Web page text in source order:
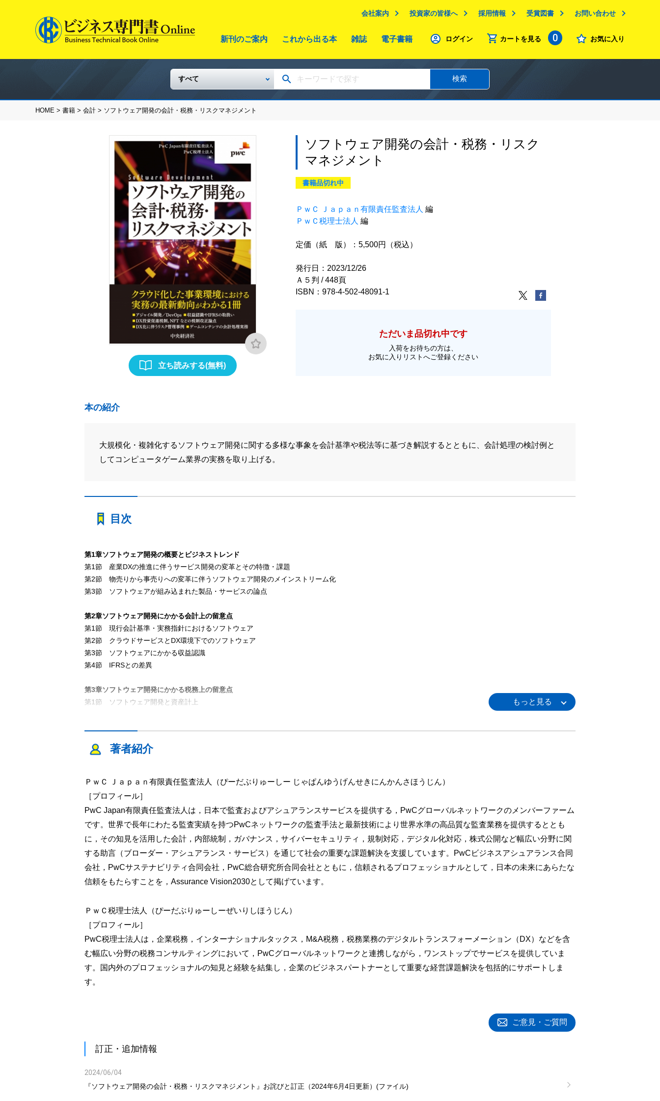
会社案内 投資家の皆様へ 採用情報 受賞図書 お問い合わせ
新刊のご案内 これから出る本 雑誌 電子書籍 ログイン カートを見る 0 お気に入り
検索
HOME > 書籍 > 会計 > ソフトウェア開発の会計・税務・リスクマネジメント
立ち読みする(無料)
ソフトウェア開発の会計・税務・リスク
マネジメント
書籍品切れ中
ＰｗＣ Ｊａｐａｎ有限責任監査法人 編
ＰｗＣ税理士法人 編
定価（紙 版）：5,500円（税込）
発行日：2023/12/26
Ａ５判 / 448頁
ISBN：978-4-502-48091-1
ただいま品切れ中です
入荷をお待ちの方は、
お気に入りリストへご登録ください
本の紹介
大規模化・複雑化するソフトウェア開発に関する多様な事象を会計基準や税法等に基づき解説するとともに、会計処理の検討例と
してコンピュータゲーム業界の実務を取り上げる。
目次
第1章ソフトウェア開発の概要とビジネストレンド
第1節 産業DXの推進に伴うサービス開発の変革とその特徴・課題
第2節 物売りから事売りへの変革に伴うソフトウェア開発のメインストリーム化
第3節 ソフトウェアが組み込まれた製品・サービスの論点
第2章ソフトウェア開発にかかる会計上の留意点
第1節 現行会計基準・実務指針におけるソフトウェア
第2節 クラウドサービスとDX環境下でのソフトウェア
第3節 ソフトウェアにかかる収益認識
第4節 IFRSとの差異
第3章ソフトウェア開発にかかる税務上の留意点
第1節 ソフトウェア開発と資産計上
第2節 不正リスク対応
第3節 コンプライアンスリスク対応
第5章ソフトウェア産業におけるゲームコンテンツの会計上の論点
第1節 ゲーム業界の会計実務
第2節 収益認識
第3節 ゲーム制作費に関する諸論点
第4節 まとめ
著者紹介
ＰｗＣ Ｊａｐａｎ有限責任監査法人（ぴーだぶりゅーしー じゃぱんゆうげんせきにんかんさほうじん）
［プロフィール］
PwC Japan有限責任監査法人は，日本で監査およびアシュアランスサービスを提供する，PwCグローバルネットワークのメンバーファーム
です。世界で長年にわたる監査実績を持つPwCネットワークの監査手法と最新技術により世界水準の高品質な監査業務を提供するととも
に，その知見を活用した会計，内部統制，ガバナンス，サイバーセキュリティ，規制対応，デジタル化対応，株式公開など幅広い分野に関
する助言（ブローダー・アシュアランス・サービス）を通じて社会の重要な課題解決を支援しています。PwCビジネスアシュアランス合同
会社，PwCサステナビリティ合同会社，PwC総合研究所合同会社とともに，信頼されるプロフェッショナルとして，日本の未来にあらたな
信頼をもたらすことを，Assurance Vision2030として掲げています。
ＰｗＣ税理士法人（ぴーだぶりゅーしーぜいりしほうじん）
［プロフィール］
PwC税理士法人は，企業税務，インターナショナルタックス，M&A税務，税務業務のデジタルトランスフォーメーション（DX）などを含
む幅広い分野の税務コンサルティングにおいて，PwCグローバルネットワークと連携しながら，ワンストップでサービスを提供していま
す。国内外のプロフェッショナルの知見と経験を結集し，企業のビジネスパートナーとして重要な経営課題解決を包括的にサポートしま
す。
ご意見・ご質問
訂正・追加情報
2024/06/04
『ソフトウェア開発の会計・税務・リスクマネジメント』お詫びと訂正（2024年6月4日更新）(ファイル)